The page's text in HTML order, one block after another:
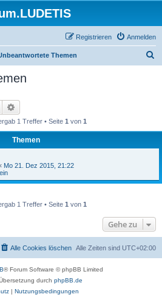
Anmelden
Registrieren
Themen
Suche
1 Treffer • Seite 1 von 1
Themen
Mo 21. Dez 2015, 21:22
1 Treffer • Seite 1 von 1
Gehe zu
Alle Zeiten sind UTC+02:00
Alle Cookies löschen
® Forum Software © phpBB Limited
durch phpBB.de
| Nutzungsbedingungen